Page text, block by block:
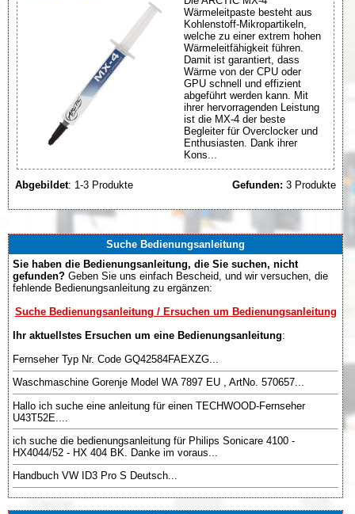
Wärmeleitpaste besteht aus
Kohlenstoff-Mikropartikeln,
welche zu einer extrem hohen
Wärmeleitfähigkeit führen.
Damit ist garantiert, dass
Wärme von der CPU oder
GPU schnell und effizient
abgeführt werden kann. Mit
ihrer hervorragenden Leistung
ist die MX-4 der beste
Begleiter für Overclocker und
Enthusiasten. Dank ihrer
Kons...
Abgebildet: 1-3 Produkte Gefunden: 3 Produkte
Suche Bedienungsanleitung
Sie haben die Bedienungsanleitung, die Sie suchen, nicht
gefunden? Geben Sie uns einfach Bescheid, und wir versuchen, die
fehlende Bedienungsanleitung zu ergänzen:
Suche Bedienungsanleitung / Ersuchen um Bedienungsanleitung
Ihr aktuellstes Ersuchen um eine Bedienungsanleitung:
Fernseher Typ Nr. Code GQ42584FAEXZG...
Waschmaschine Gorenje Model WA 7897 EU , ArtNo. 570657...
Hallo ich suche eine anleitung für einen TECHWOOD-Fernseher
U43T52E....
ich suche die bedienungsanleitung für Philips Sonicare 4100 -
HX4044/52 - HX 404 BK. Danke im voraus...
Handbuch VW ID3 Pro S Deutsch...